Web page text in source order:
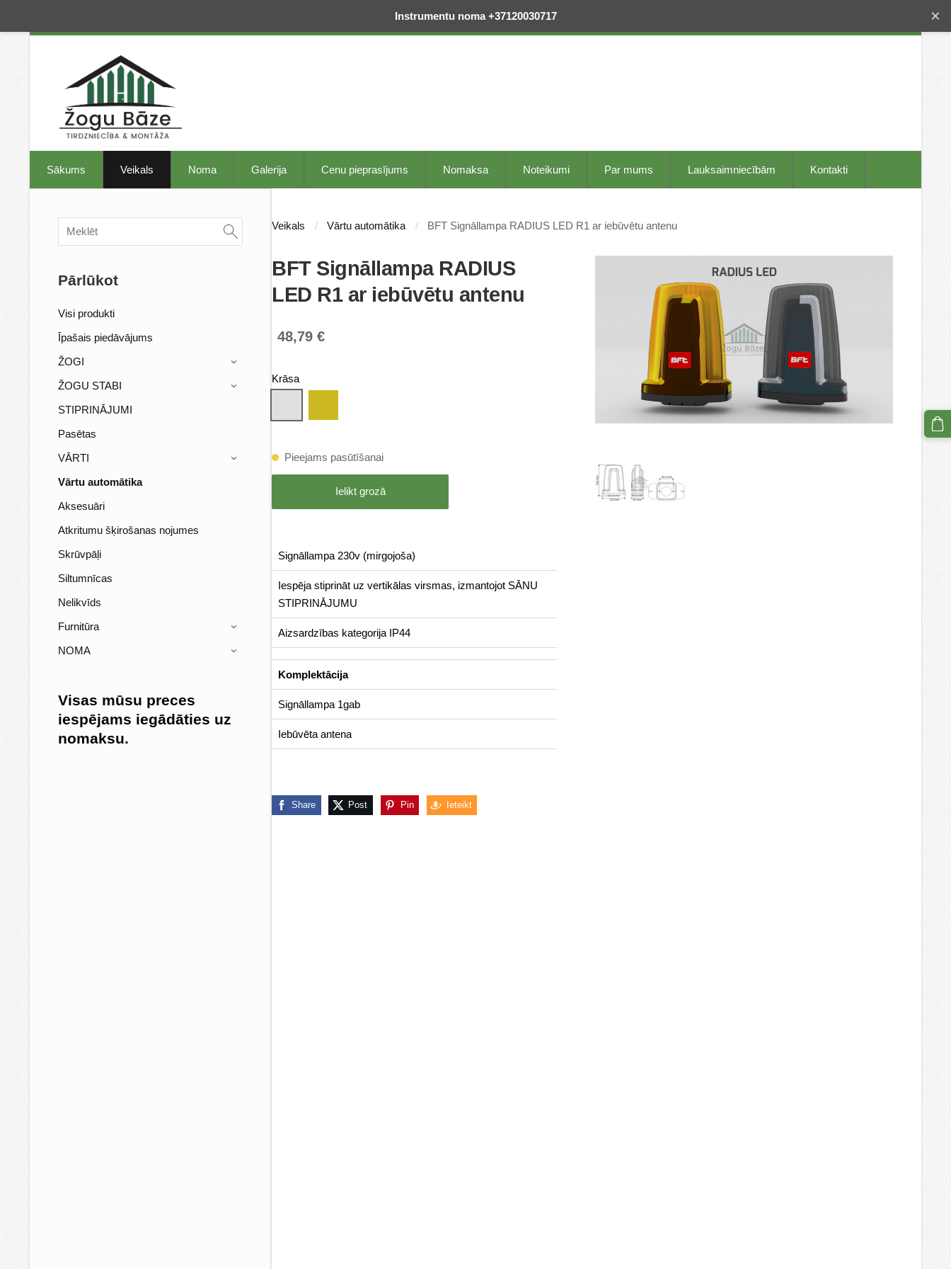
Instrumentu noma +37120030717 ×
Sākums Veikals Noma Galerija Cenu pieprasījums Nomaksa Noteikumi Par mums Lauksaimniecībām Kontakti
Pārlūkot
Visi produkti
Īpašais piedāvājums
ŽOGI
›
ŽOGU STABI ›
STIPRINĀJUMI
Pasētas
VĀRTI
›
Vārtu automātika
Aksesuāri
Atkritumu šķirošanas nojumes
Skrūvpāļi
Siltumnīcas
Nelikvīds
Furnitūra
›
NOMA ›
Visas mūsu preces
iespējams iegādāties uz
nomaksu.
Veikals Vārtu automātika BFT Signāllampa RADIUS LED R1 ar iebūvētu antenu
BFT Signāllampa RADIUS
LED R1 ar iebūvētu antenu
48,79 €
Krāsa
Pieejams pasūtīšanai
Ielikt grozā
Signāllampa 230v (mirgojoša)
Iespēja stiprināt uz vertikālas virsmas, izmantojot SĀNU
STIPRINĀJUMU
Aizsardzības kategorija IP44
Komplektācija
Signāllampa 1gab
Iebūvēta antena
Share Post Pin Ieteikt